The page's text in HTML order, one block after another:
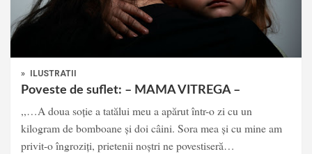
» ILUSTRATII
Poveste de suflet: – MAMA VITREGA –
,,…A doua soție a tatălui meu a apărut într-o zi cu un
kilogram de bomboane și doi câini. Sora mea și cu mine am
privit-o îngroziți, prietenii noștri ne povestiseră…